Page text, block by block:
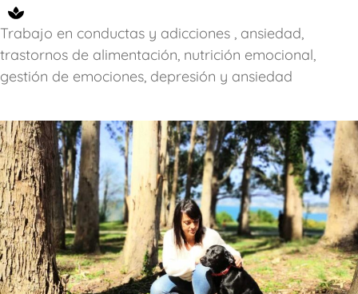
Trabajo en conductas y adicciones , ansiedad,
trastornos de alimentación, nutrición emocional,
gestión de emociones, depresión y ansiedad